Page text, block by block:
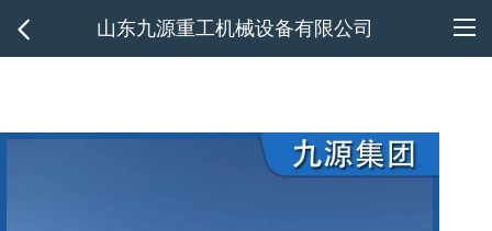
山东九源重工机械设备有限公司